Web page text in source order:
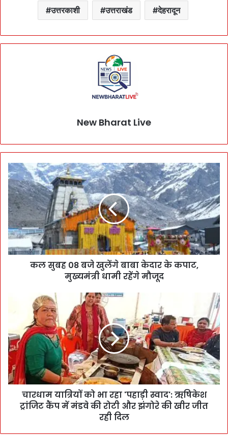
उत्तरकाशी उत्तराखंड देहरादून
New Bharat Live
कल सुबह 08 बजे खुलेंगे बाबा केदार के कपाट,
मुख्यमंत्री धामी रहेंगे मौजूद
चारधाम यात्रियों को भा रहा 'पहाड़ी स्वाद': ऋषिकेश
ट्रांजिट कैंप में मंडवे की रोटी और झंगोरे की खीर जीत
रही दिल